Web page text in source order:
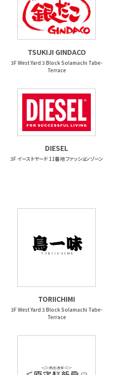
TSUKIJI GINDACO
3F West Yard 3 Block Solamachi Tabe-
Terrace
DIESEL
3F イーストヤード 11番地 ファッションゾーン
TORIICHIMI
3F West Yard 3 Block Solamachi Tabe-
Terrace